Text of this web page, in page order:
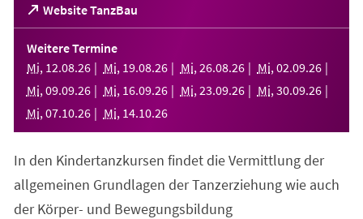
Website TanzBau
(Öffnet
in
einem
neuen
Tab)
Weitere Termine
Mi, 12.08.26 Mi, 19.08.26 Mi, 26.08.26 Mi, 02.09.26
Mi, 09.09.26 Mi, 16.09.26 Mi, 23.09.26 Mi, 30.09.26
Mi, 07.10.26 Mi, 14.10.26
In den Kindertanzkursen findet die Vermittlung der
allgemeinen Grundlagen der Tanzerziehung wie auch
der Körper- und Bewegungsbildung